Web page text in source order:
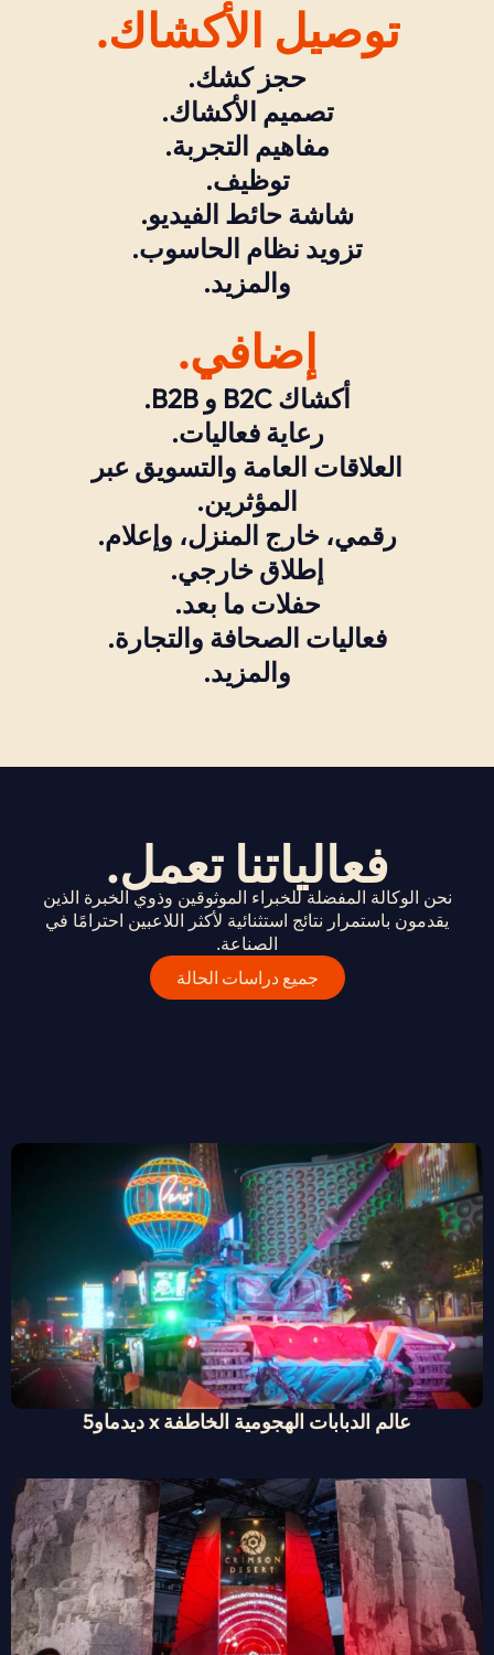
توصيل الأكشاك.
حجز كشك.
تصميم الأكشاك.
مفاهيم التجربة.
توظيف.
شاشة حائط الفيديو.
تزويد نظام الحاسوب.
والمزيد.
إضافي.
أكشاك B2C و B2B.
رعاية فعاليات.
العلاقات العامة والتسويق عبر
المؤثرين.
رقمي، خارج المنزل، وإعلام.
إطلاق خارجي.
حفلات ما بعد.
فعاليات الصحافة والتجارة.
والمزيد.
فعالياتنا تعمل.
نحن الوكالة المفضلة للخبراء الموثوقين وذوي الخبرة الذين
يقدمون باستمرار نتائج استثنائية لأكثر اللاعبين احترامًا في
الصناعة.
جميع دراسات الحالة
عالم الدبابات الهجومية الخاطفة x ديدماو5